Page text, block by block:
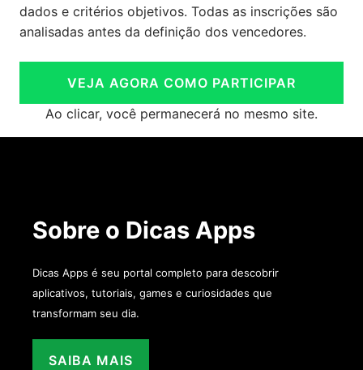
dados e critérios objetivos. Todas as inscrições são
analisadas antes da definição dos vencedores.
VEJA AGORA COMO PARTICIPAR
Ao clicar, você permanecerá no mesmo site.
Sobre o Dicas Apps
Dicas Apps é seu portal completo para descobrir
aplicativos, tutoriais, games e curiosidades que
transformam seu dia.
SAIBA MAIS